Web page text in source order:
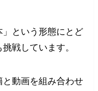
」という形態にとど
戦しています。
動画を組み合わせ